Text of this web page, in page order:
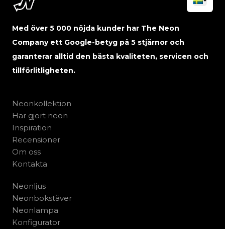
Med över 5 000 nöjda kunder har The Neon
Company ett Google-betyg på 5 stjärnor och
garanterar alltid den bästa kvaliteten, servicen och
tillförlitligheten.
Neonkollektion
Har gjort neon
Inspiration
Recensioner
Om oss
Kontakta
Neonljus
Neonbokstäver
Neonlampa
Konfigurator